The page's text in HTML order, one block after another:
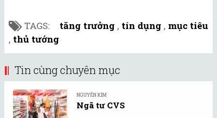
TAGS: tăng trưởng , tín dụng , mục tiêu
, thủ tướng
Tin cùng chuyên mục
NGUYỄN KIM
Ngã tư CVS